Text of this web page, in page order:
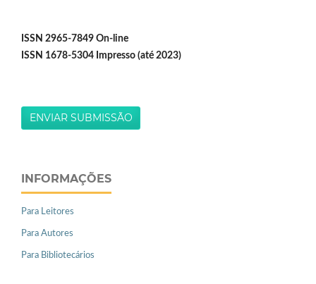
ISSN 2965-7849 On-line
ISSN 1678-5304 Impresso (até 2023)
ENVIAR SUBMISSÃO
INFORMAÇÕES
Para Leitores
Para Autores
Para Bibliotecários